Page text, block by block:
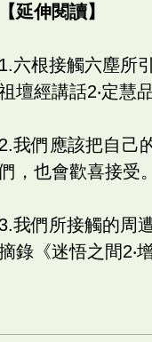
【延伸閱讀】
1.六根接觸六塵所
壇經講話2‧定慧品
2.我們應該把自己
，也會歡喜接受
3.我們所接觸的周
錄《迷悟之間2‧